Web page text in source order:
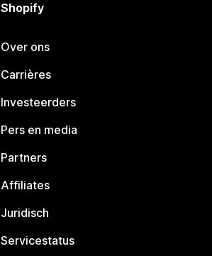
Shopify
Over ons
Carrières
Investeerders
Pers en media
Partners
Affiliates
Juridisch
Servicestatus